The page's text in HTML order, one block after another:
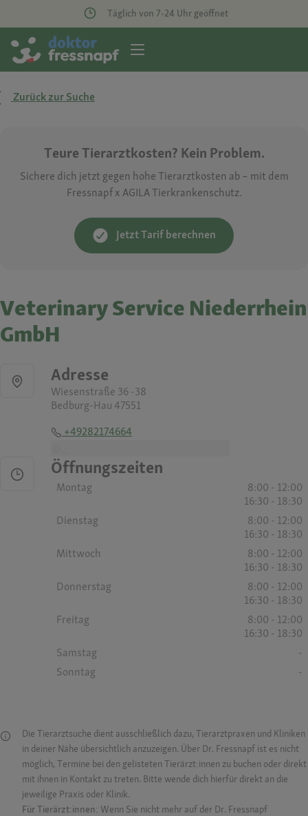
Täglich von 7-24 Uhr geöffnet
Zurück zur Suche
Teure Tierarztkosten? Kein Problem.
Sichere dich jetzt gegen hohe Tierarztkosten ab – mit dem
Fressnapf x AGILA Tierkrankenschutz.
Jetzt Tarif berechnen
Veterinary Service Niederrhein
GmbH
Adresse
Wiesenstraße 36 -38
Bedburg-Hau 47551
+49282174664
Öffnungszeiten
Montag
8:00 - 12:00
16:30 - 18:30
Dienstag
8:00 - 12:00
16:30 - 18:30
Mittwoch
8:00 - 12:00
16:30 - 18:30
Donnerstag
8:00 - 12:00
16:30 - 18:30
Freitag
8:00 - 12:00
16:30 - 18:30
Samstag
-
Sonntag
-
Die Tierarztsuche dient ausschließlich dazu, Tierarztpraxen und Kliniken
in deiner Nähe übersichtlich anzuzeigen. Über Dr. Fressnapf ist es nicht
möglich, Termine bei den gelisteten Tierärzt:innen zu buchen oder direkt
mit ihnen in Kontakt zu treten. Bitte wende dich hierfür direkt an die
jeweilige Praxis oder Klinik.
Für Tierärzt:innen: Wenn Sie nicht mehr auf der Dr. Fressnapf